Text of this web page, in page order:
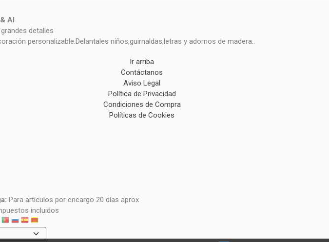
AI
detalles
personalizable.Delantales niños,guirnaldas,letras y adornos de madera..
Ir arriba
Contáctanos
Aviso Legal
Política de Privacidad
Condiciones de Compra
Políticas de Cookies
Para artículos por encargo 20 días aprox
incluidos